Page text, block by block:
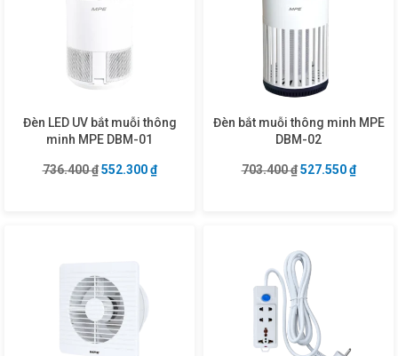
Đèn LED UV bắt muỗi thông
minh MPE DBM-01
736.400₫ Giá gốc là: 736.400 ₫.
552.300₫Giá hiện tại là: 552.300 ₫.
Đèn bắt muỗi thông minh MPE
DBM-02
703.400₫ Giá gốc là:
527.550₫Giá